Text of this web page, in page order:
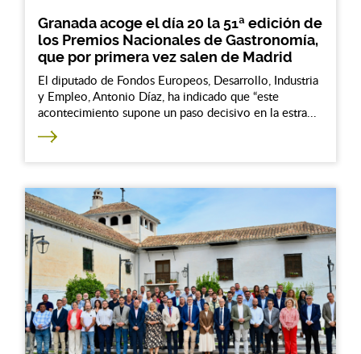
Granada acoge el día 20 la 51ª edición de
los Premios Nacionales de Gastronomía,
que por primera vez salen de Madrid
El diputado de Fondos Europeos, Desarrollo, Industria
y Empleo, Antonio Díaz, ha indicado que “este
acontecimiento supone un paso decisivo en la estra...